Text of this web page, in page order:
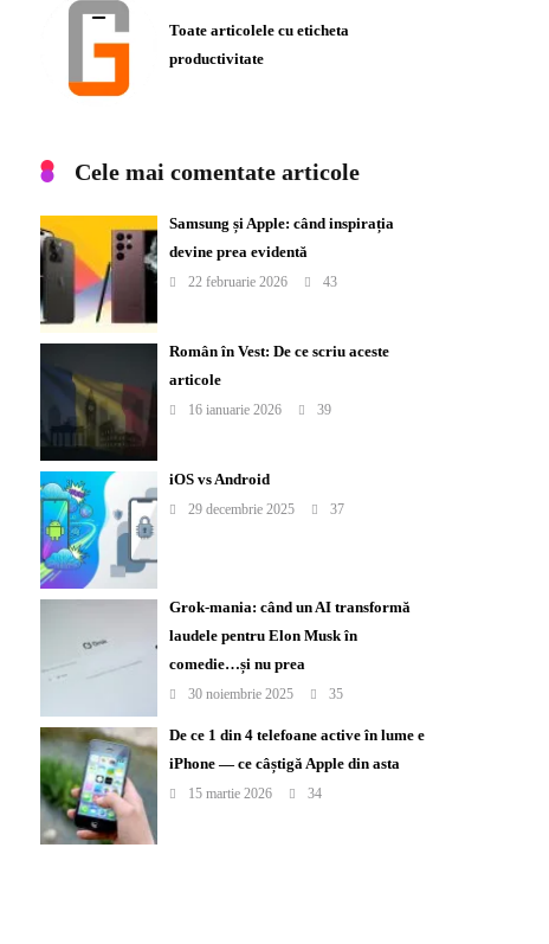
Toate articolele cu eticheta
productivitate
Cele mai comentate articole
Samsung și Apple: când inspirația
devine prea evidentă
22 februarie 2026 43
Român în Vest: De ce scriu aceste
articole
16 ianuarie 2026 39
iOS vs Android
29 decembrie 2025 37
Grok-mania: când un AI transformă
laudele pentru Elon Musk în
comedie…și nu prea
30 noiembrie 2025 35
De ce 1 din 4 telefoane active în lume e
iPhone — ce câștigă Apple din asta
15 martie 2026 34